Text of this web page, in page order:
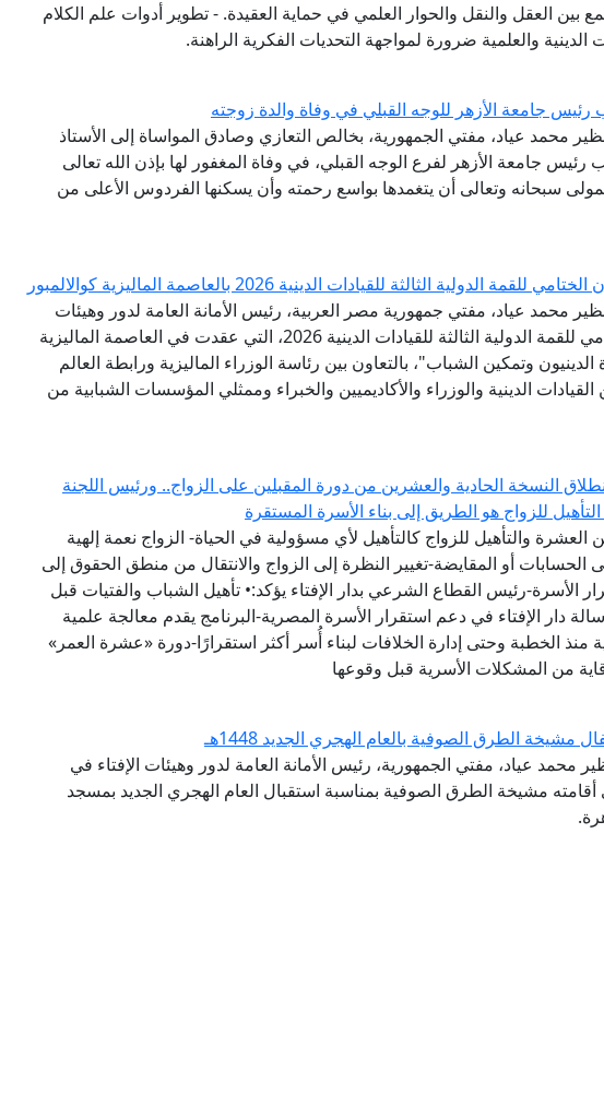
بين العقل والنقل والحوار العلمي في حماية العقيدة. - تطوير أدوات علم الكلام
والعلمية ضرورة لمواجهة التحديات الفكرية الراهنة.
رئيس جامعة الأزهر للوجه القبلي في وفاة والدة زوجته
محمد عياد، مفتي الجمهورية، بخالص التعازي وصادق المواساة إلى الأستاذ
رئيس جامعة الأزهر لفرع الوجه القبلي، في وفاة المغفور لها بإذن الله تعالى
سبحانه وتعالى أن يتغمدها بواسع رحمته وأن يسكنها الفردوس الأعلى من
الدولية الثالثة للقيادات الدينية 2026 بالعاصمة الماليزية كوالالمبور
محمد عياد، مفتي جمهورية مصر العربية، رئيس الأمانة العامة لدور وهيئات
الإفتاء في العالم، البيان الختامي للقمة الدولية الثالثة للقيادات الدينية 2026، التي عقدت في العاصمة الماليزية
وتمكين الشباب"، بالتعاون بين رئاسة الوزراء الماليزية ورابطة العالم
الدينية والوزراء والأكاديميين والخبراء وممثلي المؤسسات الشبابية من
النسخة الحادية والعشرين من دورة المقبلين على الزواج.. ورئيس اللجنة
للزواج هو الطريق إلى بناء الأسرة المستقرة
والتأهيل للزواج كالتأهيل لأي مسؤولية في الحياة- الزواج نعمة إلهية
أو المقايضة-تغيير النظرة إلى الزواج والانتقال من منطق الحقوق إلى
الأسرة-رئيس القطاع الشرعي بدار الإفتاء يؤكد:• تأهيل الشباب والفتيات قبل
دار الإفتاء في دعم استقرار الأسرة المصرية-البرنامج يقدم معالجة علمية
منذ الخطبة وحتى إدارة الخلافات لبناء أُسر أكثر استقرارًا-دورة «عشرة العمر»
من المشكلات الأسرية قبل وقوعها
مشيخة الطرق الصوفية بالعام الهجري الجديد 1448هـ
محمد عياد، مفتي الجمهورية، رئيس الأمانة العامة لدور وهيئات الإفتاء في
أقامته مشيخة الطرق الصوفية بمناسبة استقبال العام الهجري الجديد بمسجد